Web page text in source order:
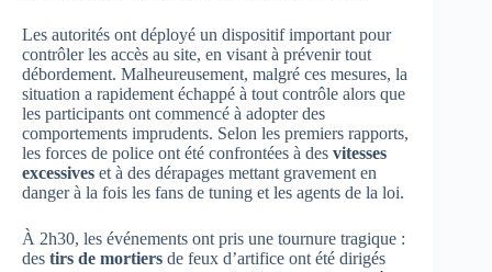
Les autorités ont déployé un dispositif important pour
contrôler les accès au site, en visant à prévenir tout
débordement. Malheureusement, malgré ces mesures, la
situation a rapidement échappé à tout contrôle alors que
les participants ont commencé à adopter des
comportements imprudents. Selon les premiers rapports,
les forces de police ont été confrontées à des vitesses
excessives et à des dérapages mettant gravement en
danger à la fois les fans de tuning et les agents de la loi.
À 2h30, les événements ont pris une tournure tragique :
des tirs de mortiers de feux d’artifice ont été dirigés